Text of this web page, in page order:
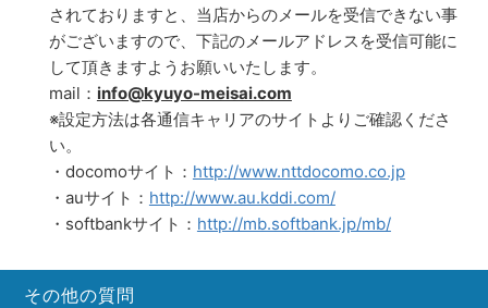
されておりますと、当店からのメールを受信できない事
がございますので、下記のメールアドレスを受信可能に
して頂きますようお願いいたします。
mail： info@kyuyo-meisai.com
※設定方法は各通信キャリアのサイトよりご確認くださ
い。
・docomoサイト： http://www.nttdocomo.co.jp
・auサイト： http://www.au.kddi.com/
・softbankサイト： http://mb.softbank.jp/mb/
その他の質問